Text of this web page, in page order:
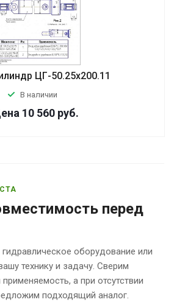
ЦГ-50.25х200.11
В наличии
10 560 руб.
перед
оборудование или
технику и задачу. Сверим
а при отсутствии
подходящий аналог.